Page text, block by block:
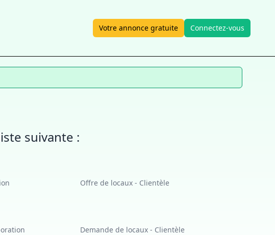
Votre annonce gratuite Connectez-vous
suivante :
Offre de locaux - Clientèle
Demande de locaux - Clientèle